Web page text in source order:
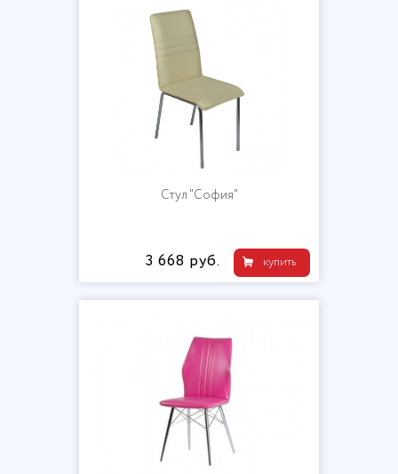
Стул "София"
купить
3 668 руб.